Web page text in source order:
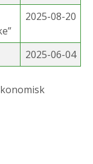
2025-08-20
2025-06-04